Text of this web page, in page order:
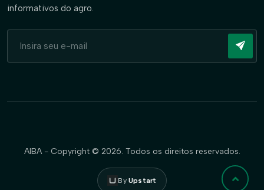
informativos do agro.
AIBA - Copyright © 2026. Todos os direitos reservados.
ByUpstart